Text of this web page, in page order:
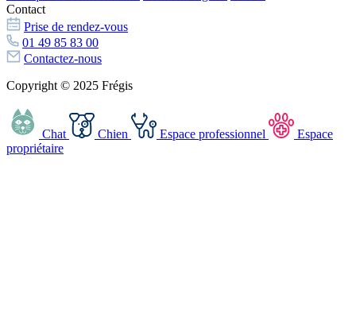
Contact
Prise de rendez-vous
01 49 85 83 00
Contactez-nous
Copyright © 2025 Frégis
Chat Chien Espace professionnel
Espace
propriétaire